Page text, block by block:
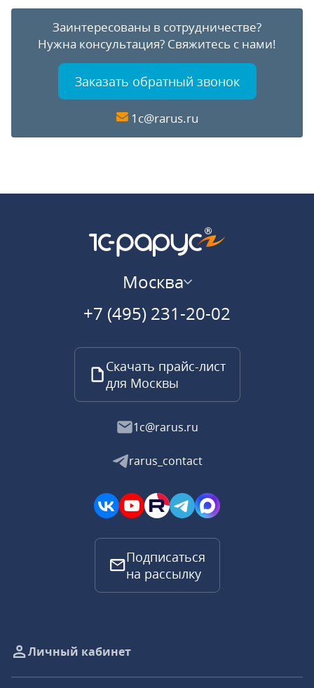
Заинтересованы в сотрудничестве?
Нужна консультация? Свяжитесь с нами!
Заказать обратный звонок
1c@rarus.ru
Москва
+7 (495) 231-20-02
Скачать прайс-лист
для Москвы
1c@rarus.ru
rarus_contact
Подписаться
на рассылку
Личный кабинет